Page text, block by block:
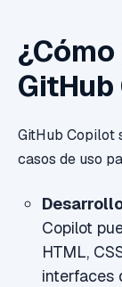
GitHub Copilot
casos de uso
Copilot
HTML,
interfaces